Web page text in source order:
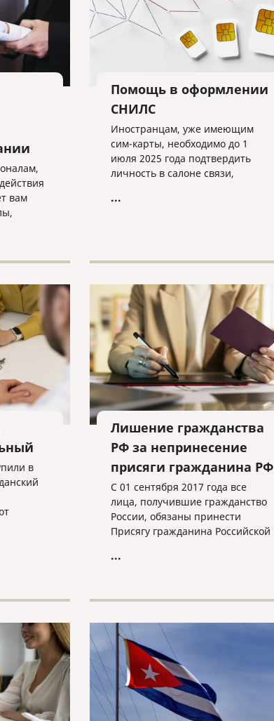
вам
Помощь в оформлении
СНИЛС
Иностранцам, уже имеющим
сим-карты, необходимо до 1
июля 2025 года подтвердить
личность в салоне связи,
данные.
...
в
Лишение гражданства
РФ за непринесение
присяги гражданина РФ
С 01 сентября 2017 года все
лица, получившие гражданство
России, обязаны принести
Присягу гражданина Российской
...